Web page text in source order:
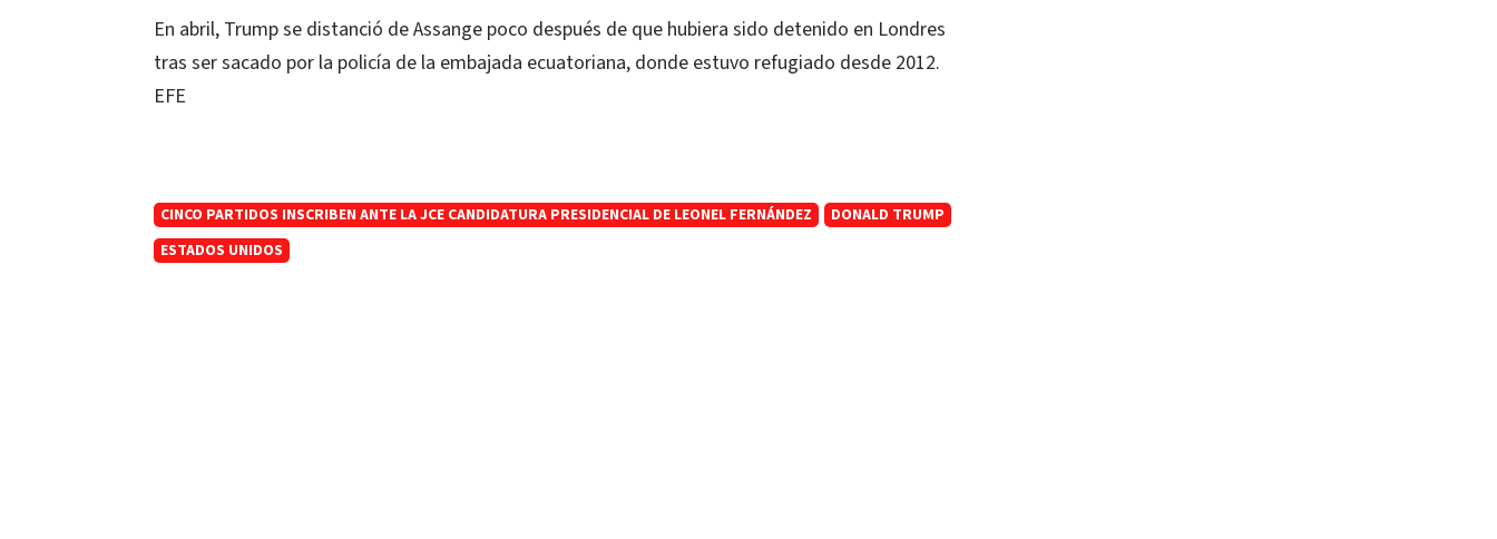
En abril, Trump se distanció de Assange poco después de que hubiera sido detenido en Londres
tras ser sacado por la policía de la embajada ecuatoriana, donde estuvo refugiado desde 2012.
EFE
CINCO PARTIDOS INSCRIBEN ANTE LA JCE CANDIDATURA PRESIDENCIAL DE LEONEL FERNÁNDEZ
DONALD TRUMP
ESTADOS UNIDOS